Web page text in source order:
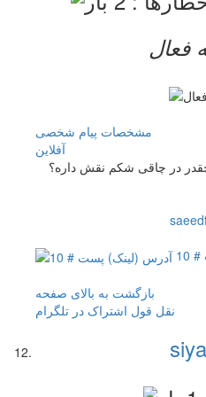
فعال
مشخصات پیام شخصی
آفلاين
در چاقی شکم نقش داره؟
بازگشت به بالای صفحه
نقل قول اشتراک در تلگرام